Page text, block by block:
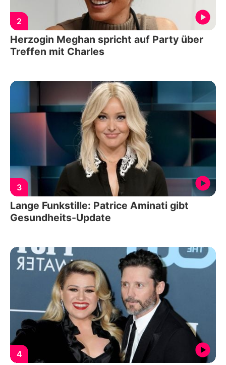
2
Herzogin Meghan spricht auf Party über
Treffen mit Charles
3
Lange Funkstille: Patrice Aminati gibt
Gesundheits-Update
4